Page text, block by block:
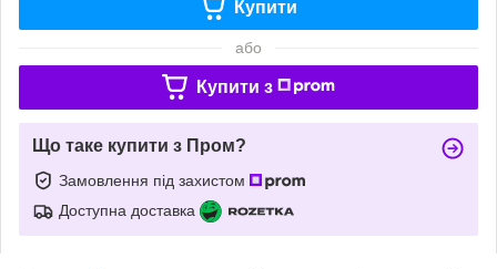
Купити
або
Купити з
Що таке купити з Пром?
Замовлення під захистом
Доступна доставка